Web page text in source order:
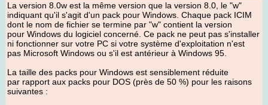
La version 8.0w est la même version que la version 8.0, le "w"
indiquant qu'il s'agit d'un pack pour Windows. Chaque pack ICIM
dont le nom de fichier se termine par "w" contient la version
pour Windows du logiciel concerné. Ce pack ne peut pas s'installer
ni fonctionner sur votre PC si votre système d'exploitation n'est
pas Microsoft Windows ou s'il est antérieur à Windows 95.
La taille des packs pour Windows est sensiblement réduite
par rapport aux packs pour DOS (près de 50 %) pour les raisons
suivantes :